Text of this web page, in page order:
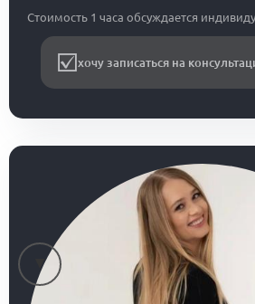
Стоимость 1 часа обсуждается
хочу записаться на